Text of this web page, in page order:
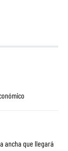
ancha que llegará